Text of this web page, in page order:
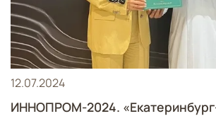
12.07.2024
ИННОПРОМ-2024.